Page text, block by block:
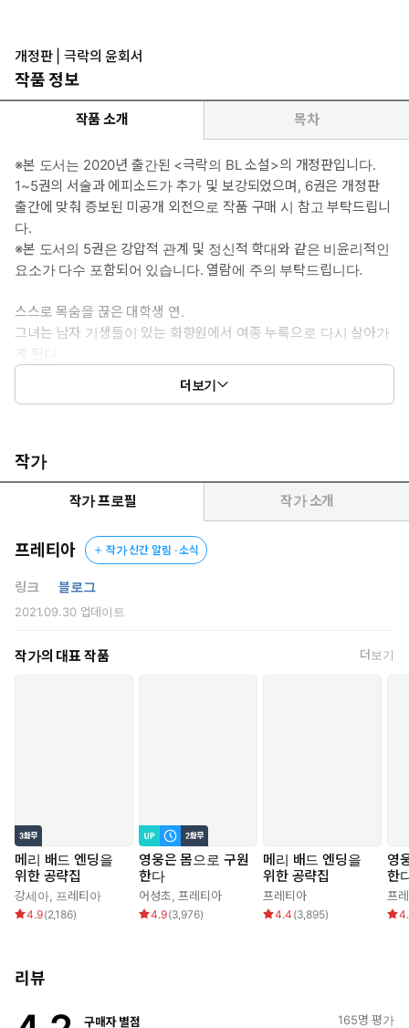
* 여자 주인공:
누룩/연 - 전생에서 알 수 없는 이유로 자살을 선택해서 화향원에
서 새로이 눈을 떴다. 처음에는 수오를 짝사랑했지만, 서서히 밝
혀지는 충격적인 진실들로 인해 선택의 기로에 놓인다.
* 이럴 때 보세요: 윤회를 거듭하며 세 남자와 질척하게 얽히는 역하
렘이 보고 싶을 때.
* 공감 글귀: 지금이 몇 번째 생인지 압니까?
개정판 | 극락의 윤회서
작품 정보
작품 소개 목차
※본 도서는 2020년 출간된 <극락의 BL 소설>의 개정판입니다.
1~5권의 서술과 에피소드가 추가 및 보강되었으며, 6권은 개정판
출간에 맞춰 증보된 미공개 외전으로 작품 구매 시 참고 부탁드립니
다.
※본 도서의 5권은 강압적 관계 및 정신적 학대와 같은 비윤리적인
요소가 다수 포함되어 있습니다. 열람에 주의 부탁드립니다.
스스로 목숨을 끊은 대학생 연.
그녀는 남자 기생들이 있는 화향원에서 여종 누룩으로 다시 살아가
게 된다.
그에게 거물 손님이 찾아오게 된다는 소식을 듣고 낙담한다.
“어디 네가 선택해 보거라.”
“네 주인이 여기서 화대도 받지 못하고 쫓겨날지. 아니면 여기서
네 보지를 팔지.”
하지만 어째서인지 수오를 앞에 두고도 그녀에게 집착하는 그 손님.
한 비밀을 알아낸다.
“만약 반복된다면?”
“반복?”
“그래. 미래를 바꿔도 바꿔도, 똑같은 상황이 반복된다면.”
전생과 현생을 넘나들며 네 사람의 운명이 교차한다.
더보기
작가
작가 프로필 작가 소개
프레티아 작가 신간 알림 · 소식
링크 블로그
2021.09.30업데이트
작가의 대표 작품 더보기
메리 배드 엔딩을
위한 공략집
강세아, 프레티아
4.9(2,186)
영웅은 몸으로 구원
한다
어성초,프레티아
4.9(3,976)
메리 배드 엔딩을
위한 공략집
프레티아
4.4 (3,895)
영
한
프
리뷰
구매자 별점 165명 평가